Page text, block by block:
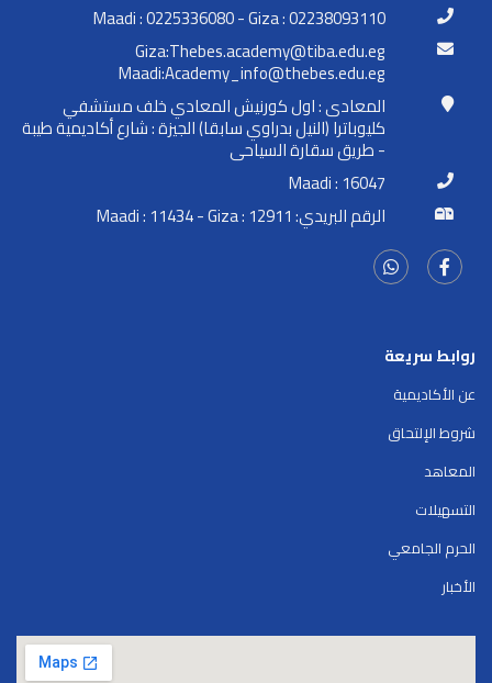
Maadi : 0225336080 - Giza : 02238093110
ge.ude.abit@ymedaca.sebehT:aziG
ge.ude.sebeht@ofni_ymedacA:idaaM
المعادى : اول كورنيش المعادي خلف مستشفي
كليوباترا (النيل بدراوي سابقا) الجيزة : شارع أكاديمية طيبة
- طريق سقارة السياحى
Maadi : 16047
الرقم البريدي: Maadi : 11434 - Giza : 12911
روابط سريعة
عن الأكاديمية
شروط الإلتحاق
المعاهد
التسهيلات
الحرم الجامعي
الأخبار